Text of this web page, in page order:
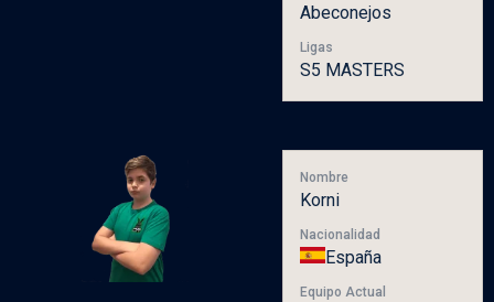
Abeconejos
Ligas
S5 MASTERS
Nombre
Korni
Nacionalidad
España
Equipo Actual